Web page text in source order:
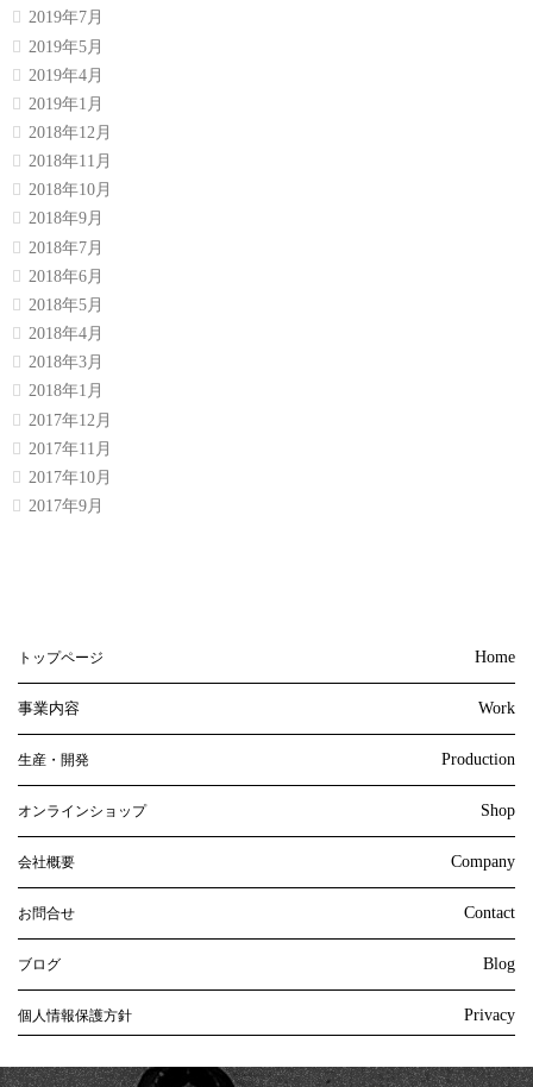
2019年7月
2019年5月
2019年4月
2019年1月
2018年12月
2018年11月
2018年10月
2018年9月
2018年7月
2018年6月
2018年5月
2018年4月
2018年3月
2018年1月
2017年12月
2017年11月
2017年10月
2017年9月
トップページ Home
事業内容 Work
生産・開発 Production
オンラインショップ Shop
会社概要 Company
お問合せ Contact
ブログ Blog
個人情報保護方針 Privacy